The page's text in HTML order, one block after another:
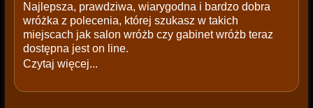
Najlepsza, prawdziwa, wiarygodna i bardzo dobra
wróżka z polecenia, której szukasz w takich
miejscach jak salon wróżb czy gabinet wróżb teraz
dostępna jest on line.
Czytaj więcej...